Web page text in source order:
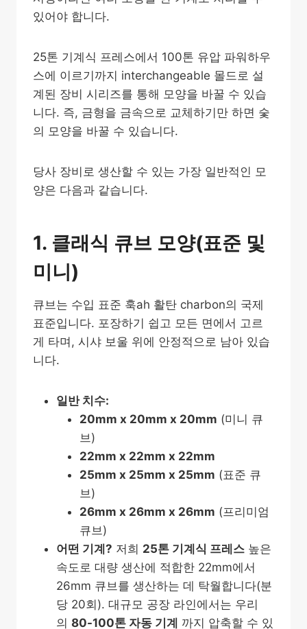
있어야 합니다.
25톤 기계식 프레스에서 100톤 유압 파워하우
스에 이르기까지 interchangeable 몰드로 설
계된 장비 시리즈를 통해 모양을 바꿀 수 있습
니다. 즉, 금형을 금속으로 교체하기만 하면 숯
의 모양을 바꿀 수 있습니다.
당사 장비로 생산할 수 있는 가장 일반적인 모
양은 다음과 같습니다.
1. 클래식 큐브 모양(표준 및
미니)
큐브는 수입 표준 훅ah 활탄 charbon의 국제
표준입니다. 포장하기 쉽고 모든 면에서 고르
게 타며, 시샤 보울 위에 안정적으로 남아 있습
니다.
일반 치수:
20mm x 20mm x 20mm (미니 큐
브)
22mm x 22mm x 22mm
25mm x 25mm x 25mm (표준 큐
브)
26mm x 26mm x 26mm (프리미엄
큐브)
어떤 기계? 저희 25톤 기계식 프레스 높은
속도로 대량 생산에 적합한 22mm에서
26mm 큐브를 생산하는 데 탁월합니다(분
당 20회). 대규모 공장 라인에서는 우리
의 80-100톤 자동 기계
까지 압축할 수 있